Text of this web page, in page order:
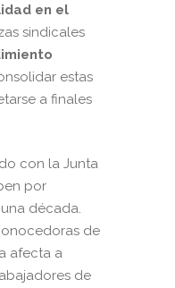
en el
sindicales
estas
a finales
con la Junta
por
década.
de
afecta a
de